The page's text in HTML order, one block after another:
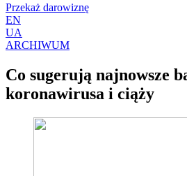
Przekaż darowiznę
EN
UA
ARCHIWUM
Co sugerują najnowsze
koronawirusa i ciąży